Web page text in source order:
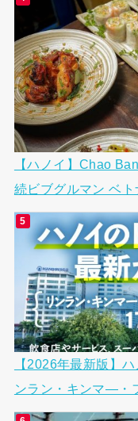
【ハノイ】Chao
続ビブグルマン ベト
【2026年最新版】
ンラン・キンマ―・